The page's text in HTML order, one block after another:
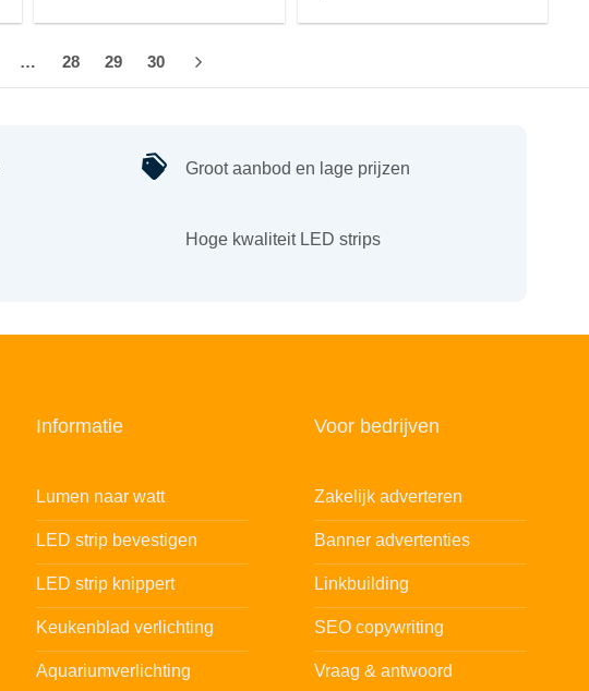
… 28 29 30
Groot aanbod en lage prijzen
Hoge kwaliteit LED strips
Informatie
Lumen naar watt
LED strip bevestigen
LED strip knippert
Keukenblad verlichting
Aquariumverlichting
Voor bedrijven
Zakelijk adverteren
Banner advertenties
Linkbuilding
SEO copywriting
Vraag & antwoord